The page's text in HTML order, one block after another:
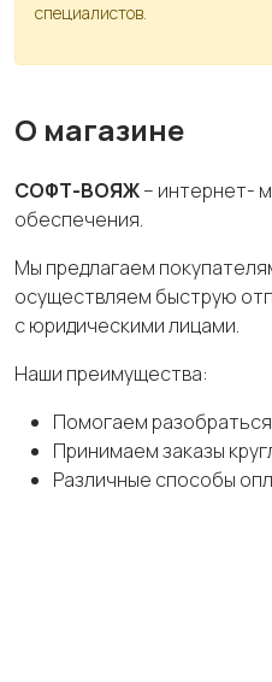
специалистов.
О магазине
СОФТ-ВОЯЖ– интернет-
обеспечения.
Мы предлагаем
осуществляем быструю
с юридическими лицами.
Наши преимущества:
Помогаем разобраться
Принимаем заказы
Различные способы